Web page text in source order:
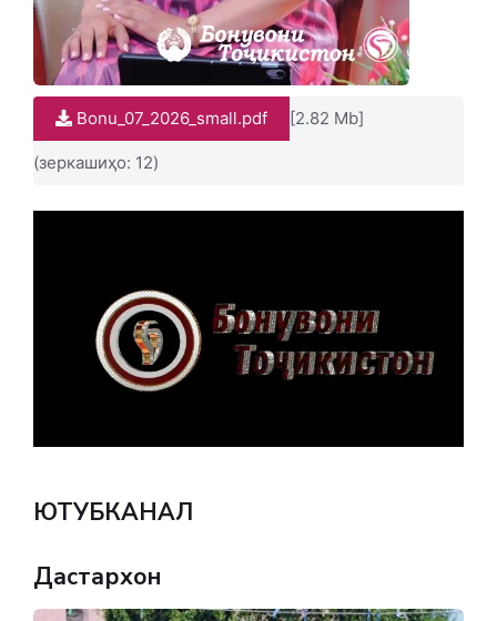
Bonu_07_2026_small.pdf [2.82 Mb]
(зеркашиҳо: 12)
ЮТУБКАНАЛ
Дастархон